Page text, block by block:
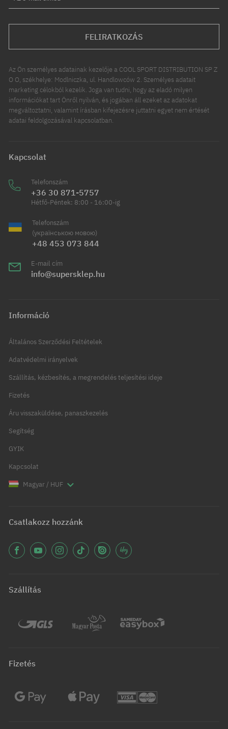
FELIRATKOZÁS
Az Ön személyes adatainak kezelője a COOL SPORT DISTRIBUTION SP Z
O O, székhelye: Modlniczka, ul. Handlowców 2. Személyes adatait
marketing célokból kezelik. Joga van tudni, hogy az eladó milyen
információkat tart Önről nyilván, és jogában áll ezeket az adatokat
megváltoztatni, valamint írásban kifejezésre juttatni egyet nem értését
adatai feldolgozásával kapcsolatban.
Kapcsolat
Telefonszám
+36 30 871-5757
Hétfő-Péntek: 8:00 - 16:00-ig
Telefonszám
(українською мовою)
+48 453 073 844
E-mail cím
info@supersklep.hu
Információ
Általános Szerződési Feltételek
Adatvédelmi irányelvek
Szállítás, kézbesítés, a megrendelés teljesítési ideje
Fizetés
Áru visszaküldése, panaszkezelés
Segítség
GYIK
Kapcsolat
Magyar / HUF
Csatlakozz hozzánk
Szállítás
Fizetés